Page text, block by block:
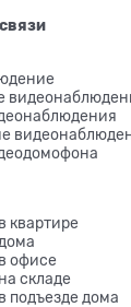
квартире
офисе
складе
подъезде дома